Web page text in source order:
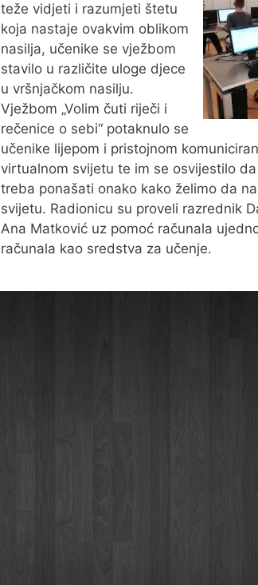
teže vidjeti i razumjeti štetu
koja nastaje ovakvim oblikom
nasilja, učenike se vježbom
stavilo u različite uloge djece
u vršnjačkom nasilju.
Vježbom „Volim čuti riječi i
rečenice o sebi“ potaknulo se
učenike lijepom i pristojnom
virtualnom svijetu te im se osvijestilo
treba ponašati onako kako želimo da
svijetu. Radionicu su proveli razrednik
Ana Matković uz pomoć računala
računala kao sredstva za učenje.